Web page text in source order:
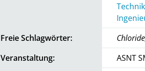
Freie Schlagwörter:
Veranstaltung:
ASNT